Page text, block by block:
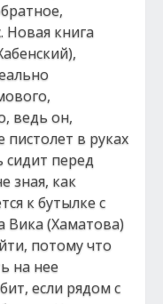
Новая книга
ведь он,
в руках
сидит перед
зная, как
к бутылке с
(Хаматова)
потому что
на нее
если рядом с